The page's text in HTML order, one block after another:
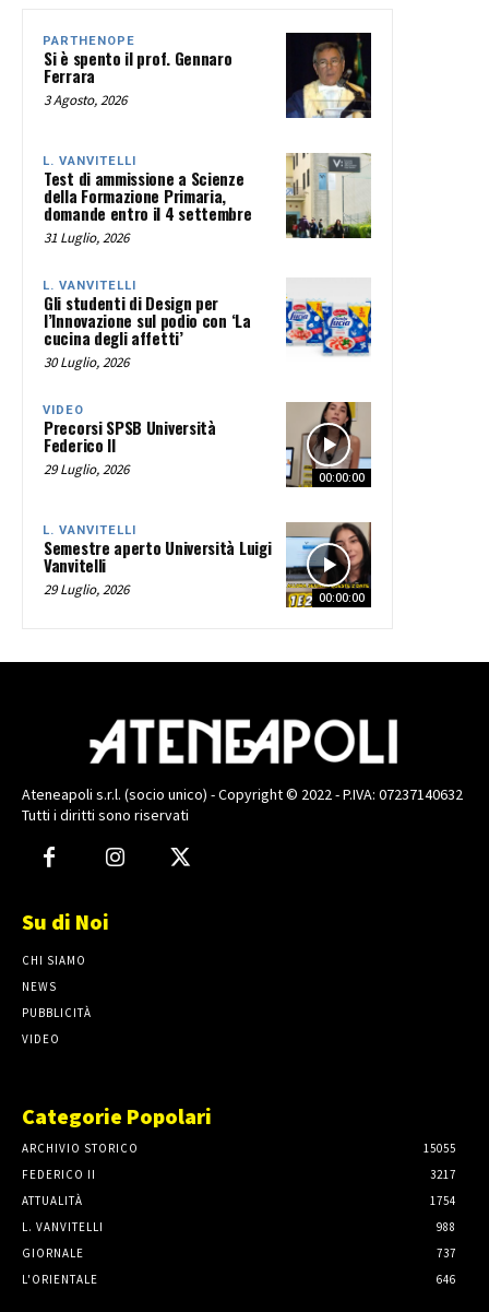
PARTHENOPE
Si è spento il prof. Gennaro
Ferrara
3 Agosto, 2026
L. VANVITELLI
Test di ammissione a Scienze
della Formazione Primaria,
domande entro il 4 settembre
31 Luglio, 2026
L. VANVITELLI
Gli studenti di Design per
l’Innovazione sul podio con ‘La
cucina degli affetti’
30 Luglio, 2026
00:00:00
VIDEO
Precorsi SPSB Università
Federico II
29 Luglio, 2026
00:00:00
L. VANVITELLI
Semestre aperto Università Luigi
Vanvitelli
29 Luglio, 2026
Ateneapoli s.r.l. (socio unico) - Copyright © 2022 - P.IVA: 07237140632
Tutti i diritti sono riservati
Su di Noi
CHI SIAMO
NEWS
PUBBLICITÀ
VIDEO
Categorie Popolari
ARCHIVIO STORICO
15055
FEDERICO II
3217
ATTUALITÀ
1754
L. VANVITELLI
988
GIORNALE
737
L'ORIENTALE
646